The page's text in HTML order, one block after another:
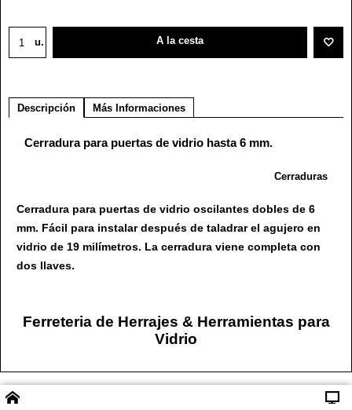
u. A la cesta
Descripción Más Informaciones
Cerradura para puertas de vidrio hasta 6 mm.
Cerraduras
Cerradura para puertas de vidrio oscilantes dobles de 6
mm. Fácil para instalar después de taladrar el agujero en
vidrio de 19 milímetros. La cerradura viene completa con
dos llaves.
Ferreteria de Herrajes & Herramientas para
Vidrio